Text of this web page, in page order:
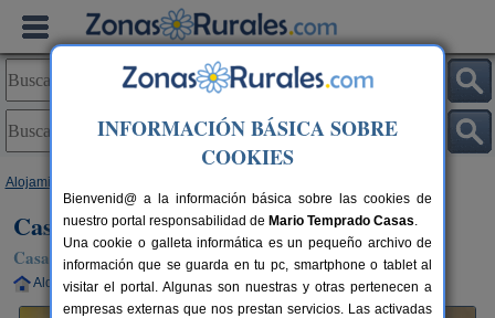
Alojamientos
Casa del Hierro
Casa Rural en El Almendro (Huelva)
Alquiler completo 4+2 plazas 70 km de Huelva
INFORMACIÓN BÁSICA SOBRE
COOKIES
Bienvenid@ a la información básica sobre las cookies de
nuestro portal responsabilidad de Mario Temprado Casas.
Una cookie o galleta informática es un pequeño archivo de
información que se guarda en tu pc, smartphone o tablet al
visitar el portal. Algunas son nuestras y otras pertenecen a
empresas externas que nos prestan servicios. Las activadas